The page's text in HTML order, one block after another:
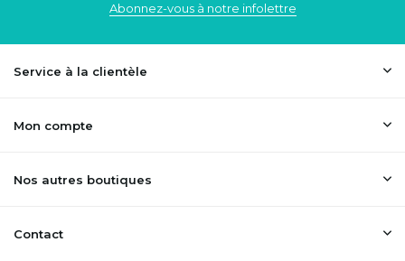
Abonnez-vous à notre infolettre
Service à la clientèle
Mon compte
Nos autres boutiques
Contact